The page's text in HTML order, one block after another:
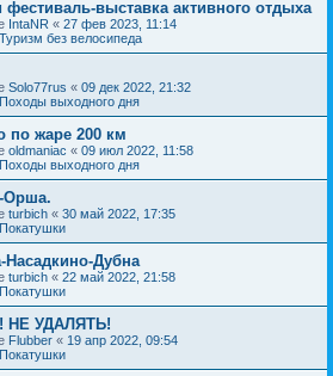
выставка активного отдыха
IntaNR « 27 фев 2023, 11:14
Туризм без велосипеда
Solo77rus « 09 дек 2022, 21:32
Походы выходного дня
по жаре 200 км
oldmaniac « 09 июл 2022, 11:58
Походы выходного дня
Орша.
turbich « 30 май 2022, 17:35
Покатушки
Дубна
turbich « 22 май 2022, 21:58
Покатушки
НЕ УДАЛЯТЬ!
Flubber « 19 апр 2022, 09:54
Покатушки